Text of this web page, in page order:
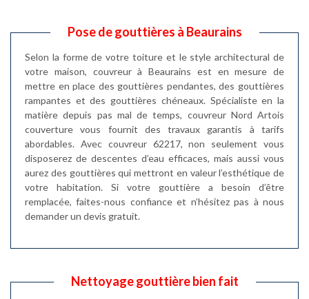
Pose de gouttières à Beaurains
Selon la forme de votre toiture et le style architectural de
votre maison, couvreur à Beaurains est en mesure de
mettre en place des gouttières pendantes, des gouttières
rampantes et des gouttières chéneaux. Spécialiste en la
matière depuis pas mal de temps, couvreur Nord Artois
couverture vous fournit des travaux garantis à tarifs
abordables. Avec couvreur 62217, non seulement vous
disposerez de descentes d’eau efficaces, mais aussi vous
aurez des gouttières qui mettront en valeur l’esthétique de
votre habitation. Si votre gouttière a besoin d’être
remplacée, faites-nous confiance et n’hésitez pas à nous
demander un devis gratuit.
Nettoyage gouttière bien fait